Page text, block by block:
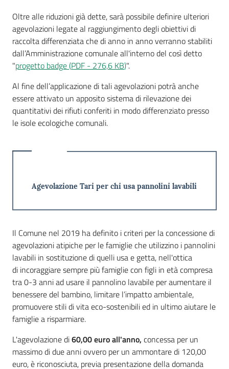
Oltre alle riduzioni già dette, sarà possibile definire ulteriori
agevolazioni legate al raggiungimento degli obiettivi di
raccolta differenziata che di anno in anno verranno stabiliti
dall’Amministrazione comunale all'interno del così detto
"progetto badge(PDF - 276,6 KB)".
Al fine dell’applicazione di tali agevolazioni potrà anche
essere attivato un apposito sistema di rilevazione dei
quantitativi dei rifiuti conferiti in modo differenziato presso
le isole ecologiche comunali.
Agevolazione Tari per chi usa pannolini lavabili
Il Comune nel 2019 ha definito i criteri per la concessione di
agevolazioni atipiche per le famiglie che utilizzino i pannolini
lavabili in sostituzione di quelli usa e getta, nell'ottica
di incoraggiare sempre più famiglie con figli in età compresa
tra 0-3 anni ad usare il pannolino lavabile per aumentare il
benessere del bambino, limitare l’impatto ambientale,
promuovere stili di vita eco-sostenibili ed in ultimo aiutare le
famiglie a risparmiare.
L'agevolazione di60,00 euro all'anno, concessa per un
massimo di due anni ovvero per un ammontare di 120,00
euro, è riconosciuta, previa presentazione della domanda